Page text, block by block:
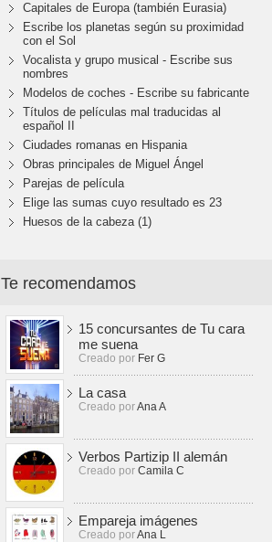
Capitales de Europa (también Eurasia)
Escribe los planetas según su proximidad
con el Sol
Vocalista y grupo musical - Escribe sus
nombres
Modelos de coches - Escribe su fabricante
Títulos de películas mal traducidas al
español II
Ciudades romanas en Hispania
Obras principales de Miguel Ángel
Parejas de película
Elige las sumas cuyo resultado es 23
Huesos de la cabeza (1)
Te recomendamos
15 concursantes de Tu cara
me suena
Creado por Fer G
La casa
Creado porAna A
Verbos Partizip II alemán
Creado por Camila C
Empareja imágenes
Creado porAna L